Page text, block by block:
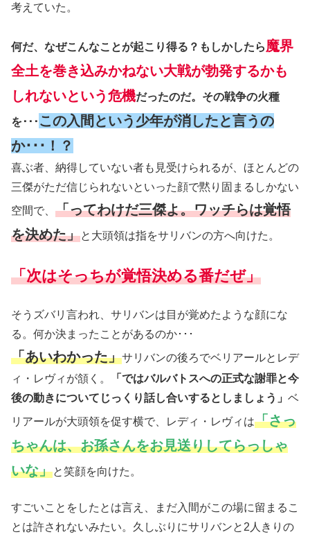
考えていた。
何だ、なぜこんなことが起こり得る？もしかしたら 魔界
全土を巻き込みかねない大戦が勃発するかも
しれないという危機だったのだ。その戦争の火種
を･･･ この入間という少年が消したと言うの
か･･･！？
喜ぶ者、納得していない者も見受けられるが、ほとんどの
三傑がただ信じられないといった顔で黙り固まるしかない
空間で、 「ってわけだ三傑よ。ワッチらは覚悟
を決めた」と大頭領は指をサリバンの方へ向けた。
「次はそっちが覚悟決める番だぜ」
そうズバリ言われ、サリバンは目が覚めたような顔にな
る。何か決まったことがあるのか･･･
「あいわかった」サリバンの後ろでベリアールとレデ
ィ・レヴィが頷く。
「ではバルバトスへの正式な謝罪と今
後の動きについてじっくり話し合いするとしましょう」 ベ
リアールが大頭領を促す横で、レディ・レヴィは「さっ
ちゃんは、お孫さんをお見送りしてらっしゃ
いな」と笑顔を向けた。
すごいことをしたとは言え、まだ入間がこの場に留まるこ
とは許されないみたい。久しぶりにサリバンと2人きりの